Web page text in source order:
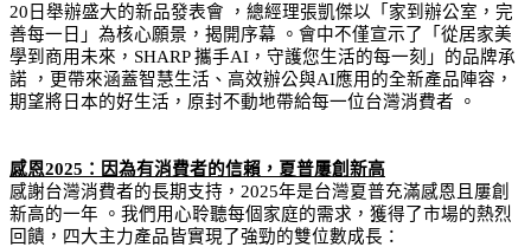
20日舉辦盛大的新品發表會 ，總經理張凱傑以「家到辦公室，完
善每一日」為核心願景，揭開序幕 。會中不僅宣示了「從居家美
學到商用未來，SHARP 攜手AI，守護您生活的每一刻」的品牌承
諾 ，更帶來涵蓋智慧生活、高效辦公與AI應用的全新產品陣容，
期望將日本的好生活，原封不動地帶給每一位台灣消費者 。
感恩2025：因為有消費者的信賴，夏普屢創新高
感謝台灣消費者的長期支持，2025年是台灣夏普充滿感恩且屢創
新高的一年 。我們用心聆聽每個家庭的需求，獲得了市場的熱烈
回饋，四大主力產品皆實現了強勁的雙位數成長：